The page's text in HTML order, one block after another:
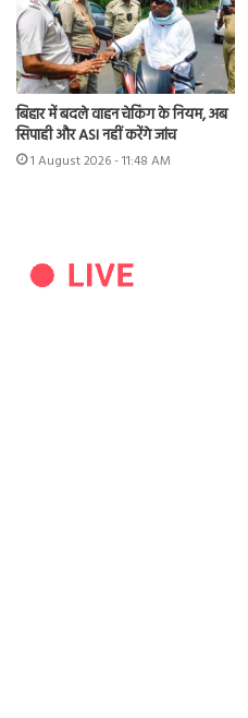
बिहार में बदले वाहन चेकिंग के नियम, अब
सिपाही और ASI नहीं करेंगे जांच
1 August 2026 - 11:48 AM